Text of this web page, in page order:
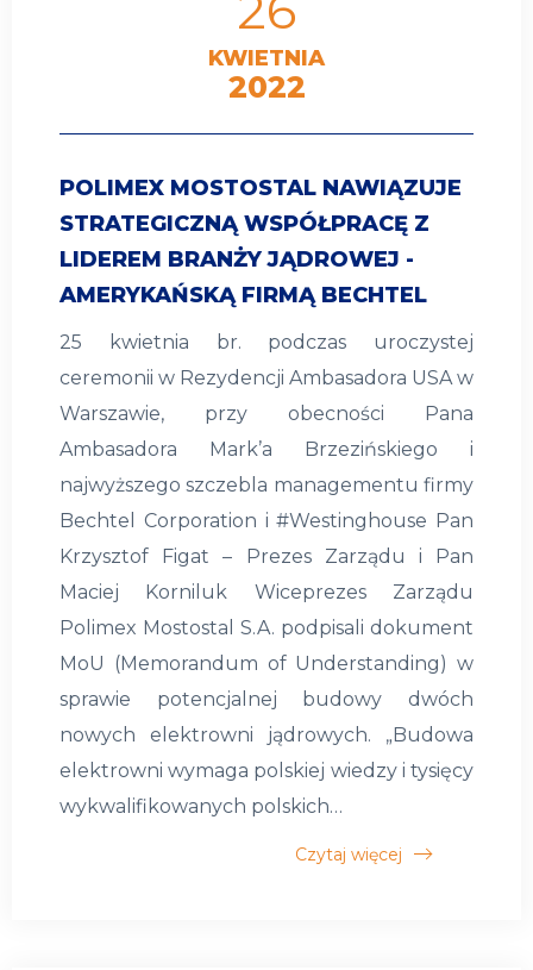
KWIETNIA
2022
POLIMEX MOSTOSTAL NAWIĄZUJE
STRATEGICZNĄ WSPÓŁPRACĘ Z
LIDEREM BRANŻY JĄDROWEJ -
AMERYKAŃSKĄ FIRMĄ BECHTEL
25 kwietnia br. podczas uroczystej
ceremonii w Rezydencji Ambasadora USA w
Warszawie, przy obecności Pana
Ambasadora Mark’a Brzezińskiego i
najwyższego szczebla managementu firmy
Bechtel Corporation i #Westinghouse Pan
Krzysztof Figat – Prezes Zarządu i Pan
Maciej Korniluk Wiceprezes Zarządu
Polimex Mostostal S.A. podpisali dokument
MoU (Memorandum of Understanding) w
sprawie potencjalnej budowy dwóch
nowych elektrowni jądrowych. „Budowa
elektrowni wymaga polskiej wiedzy i tysięcy
wykwalifikowanych polskich…
Czytaj więcej